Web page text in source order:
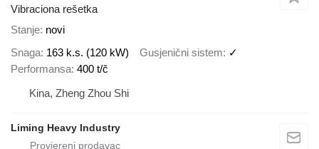
Vibraciona rešetka
Stanje novi
Snaga 163 k.s. (120 kW) Gusjenični sistem
✓
Performansa 400 t/č
Kina, Zheng Zhou Shi
Liming Heavy Industry